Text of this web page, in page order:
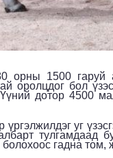
орны 1500 гаруй
оролцдог бол
дотор 4500
үргэлжилдэг уг
тулгамдаад
болохоос гадна